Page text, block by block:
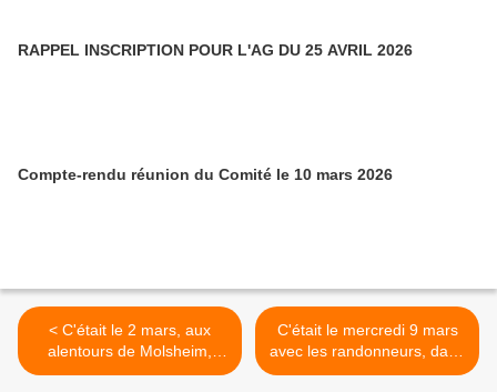
RAPPEL INSCRIPTION POUR L'AG DU 25 AVRIL 2026
Compte-rendu réunion du Comité le 10 mars 2026
< C'était le 2 mars, aux
alentours de Molsheim,
Scharrach, Soultz-les-
C'était le mercredi 9 mars
avec les randonneurs, dans
le massif du Hohrodberg >